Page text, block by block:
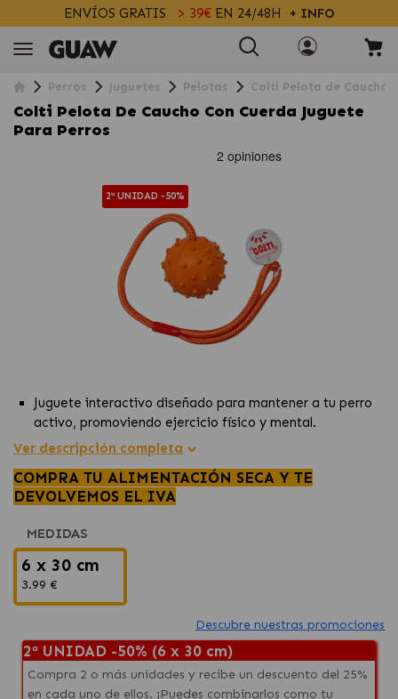
ENVÍOS GRATIS > 39€EN 24/48H + INFO
Perros Juguetes Pelotas Colti Pelota de Caucho
Colti Pelota De Caucho Con Cuerda Juguete
Para Perros
2ª UNIDAD -50%
Juguete interactivo diseñado para mantener a tu perro
activo, promoviendo ejercicio físico y mental.
Ideal para sesiones de "tirar y traer", ofreciendo horas
de diversión mientras cuida la salud dental de tu
mascota.
Hecho con materiales duraderos, este juguete resiste
perro en interiores y exteriores.
Ver descripción completa
COMPRA TU ALIMENTACIÓN SECA Y TE
DEVOLVEMOS EL IVA
MEDIDAS
6 x 30 cm
3.99 €
Descubre nuestras promociones
2ª UNIDAD -50% (6 x 30 cm)
Compra 2 o más unidades y recibe un descuento del 25%
en cada uno de ellos. ¡Puedes combinarlos como tu